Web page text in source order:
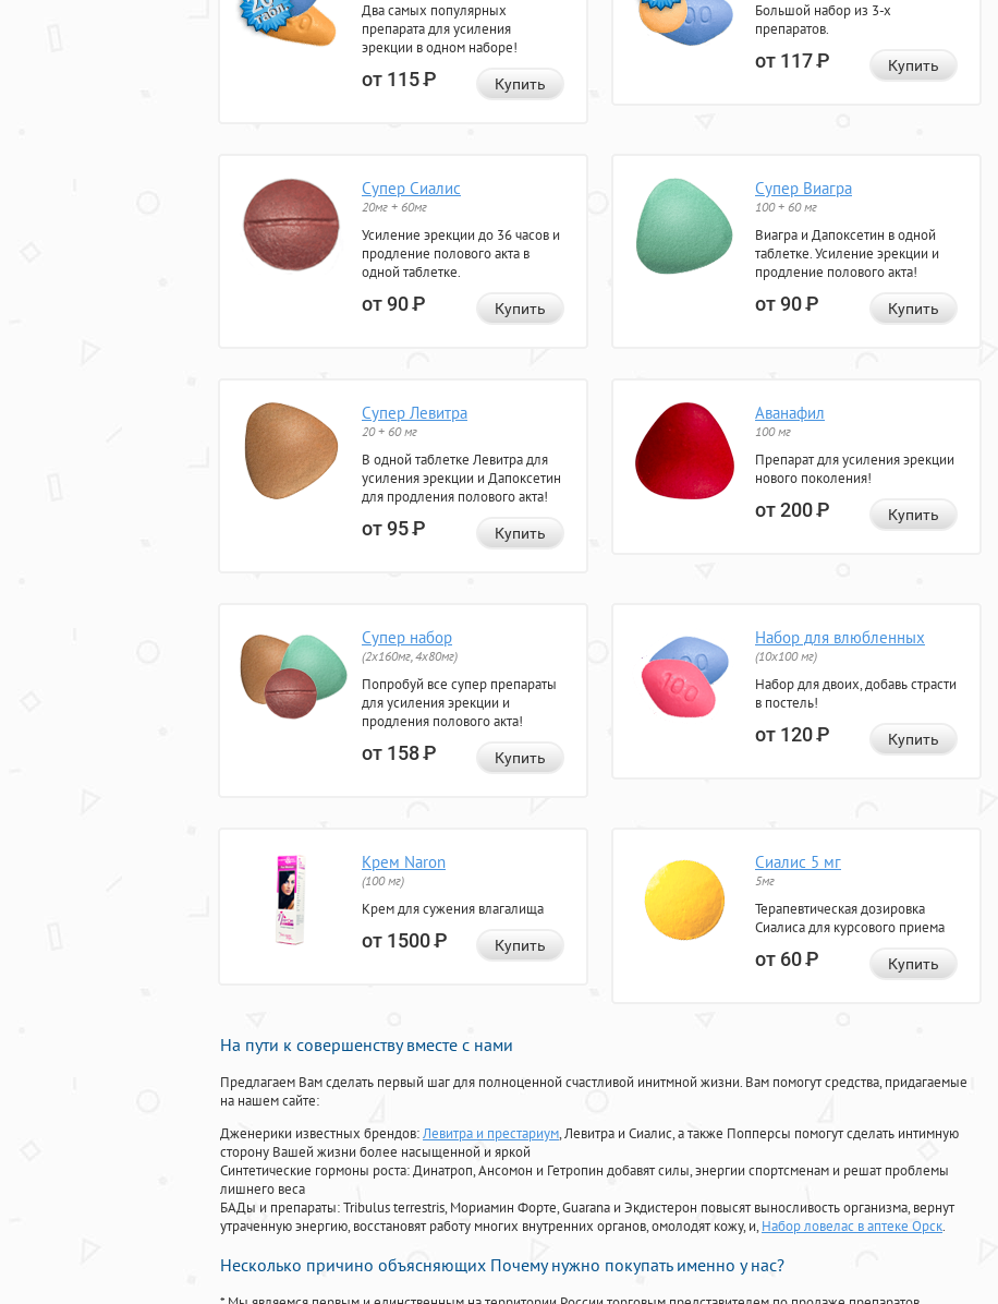
Два самых популярных
препарата для усиления
эрекции в одном наборе!
от 115Р Купить
Большой набор из 3-х
препаратов.
от 117Р Купить
Супер Сиалис
20мг + 60мг
Усиление эрекции до 36 часов и
продление полового акта в
одной таблетке.
от 90Р Купить
Супер Виагра
100 + 60 мг
Виагра и Дапоксетин в одной
таблетке. Усиление эрекции и
продление полового акта!
от 90Р Купить
Супер Левитра
20 + 60 мг
В одной таблетке Левитра для
усиления эрекции и Дапоксетин
для продления полового акта!
от 95Р Купить
Аванафил
100 мг
Препарат для усиления эрекции
нового поколения!
от 200Р Купить
Супер набор
(2х160мг, 4х80мг)
Попробуй все супер препараты
для усиления эрекции и
продления полового акта!
от 158Р Купить
Набор для влюбленных
(10х100 мг)
Набор для двоих, добавь страсти
в постель!
от 120Р Купить
Крем Naron
(100 мг)
Крем для сужения влагалища
от 1500Р Купить
Сиалис 5 мг
5мг
Терапевтическая дозировка
Сиалиса для курсового приема
от 60Р Купить
На пути к совершенству вместе с нами
Предлагаем Вам сделать первый шаг для полноценной счастливой инитмной жизни. Вам помогут средства, придагаемые
на нашем сайте:
Дженерики известных брендов:Левитра и престариум, Левитра и Сиалис, а также Попперсы помогут сделать интимную
сторону Вашей жизни более насыщенной и яркой
Синтетические гормоны роста: Динатроп, Ансомон и Гетропин добавят силы, энергии спортсменам и решат проблемы
лишнего веса
БАДы и препараты:Tribulus terrestris, Мориамин Форте, Guarana и Экдистерон повысят выносливость организма, вернут
утраченную энергию, восстановят работу многих внутренних органов, омолодят кожу, и, Набор ловелас в аптеке Орск.
Несколько причино объясняющих Почему нужно покупать именно у нас?